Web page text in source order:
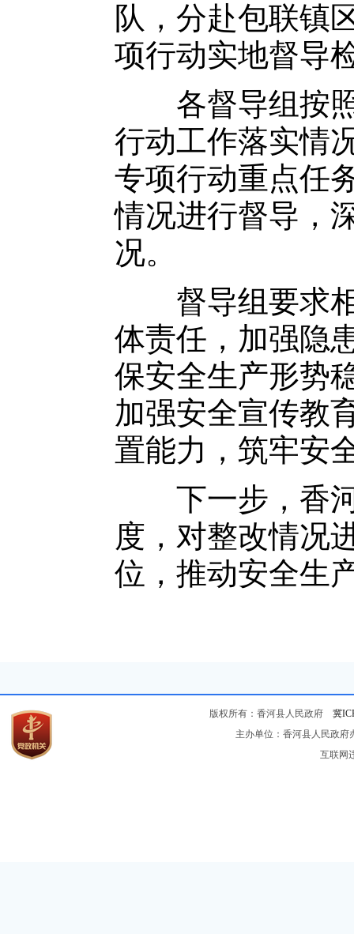
队，分赴包联镇
项行动实地督导
各督导组按照
行动工作落实情
专项行动重点任
情况进行督导，
况。
督导组要求相
体责任，加强隐
保安全生产形势
加强安全宣传教
置能力，筑牢安
下一步，香河
度，对整改情况
位，推动安全生
版权所有：香河县人民政府 冀
主办单位：香河县人民政
互联网